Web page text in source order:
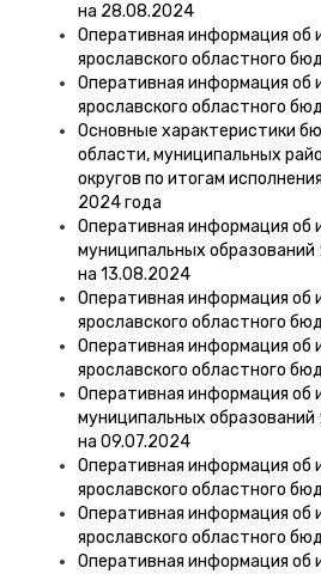
на 28.08.2024
Оперативная информация об
ярославского областного
Оперативная информация об
ярославского областного
Основные характеристики
области, муниципальных
округов по итогам
2024 года
Оперативная информация об
муниципальных образований
на 13.08.2024
Оперативная информация об
ярославского областного
Оперативная информация об
ярославского областного
Оперативная информация об
муниципальных образований
на 09.07.2024
Оперативная информация об
ярославского областного
Оперативная информация об
ярославского областного
Оперативная информация об